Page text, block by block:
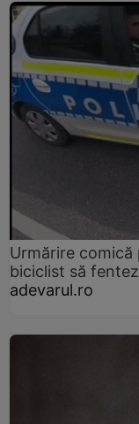
Urmărire comică
biciclist să
adevarul.ro